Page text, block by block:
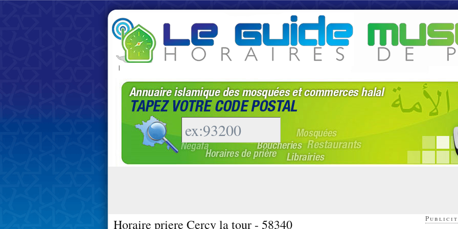
|
Horaire priere Cercy la tour - 58340